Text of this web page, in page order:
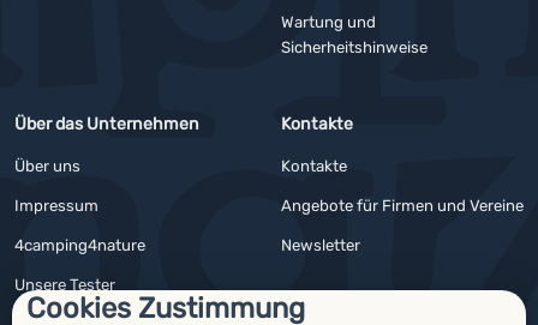
Cookies Zustimmung
Wartung und
Sicherheitshinweise
Über das Unternehmen
Über uns
Impressum
4camping4nature
Unsere Tester
Kontakte
Kontakte
Angebote für Firmen und Vereine
Newsletter